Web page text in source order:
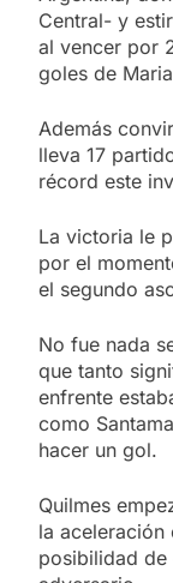
Central- y
al vencer por
goles de
Además
lleva 17
récord este
La victoria le
por el
el segundo
No fue nada
que tanto
enfrente
como
hacer un gol.
Quilmes
la aceleración
posibilidad